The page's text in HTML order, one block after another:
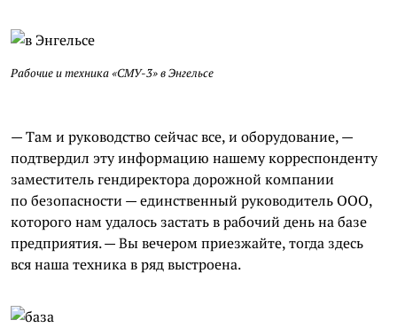
Рабочие и техника «СМУ-3» в Энгельсе
— Там и руководство сейчас все, и оборудование, —
подтвердил эту информацию нашему корреспонденту
заместитель гендиректора дорожной компании
по безопасности — единственный руководитель ООО,
которого нам удалось застать в рабочий день на базе
предприятия. — Вы вечером приезжайте, тогда здесь
вся наша техника в ряд выстроена.